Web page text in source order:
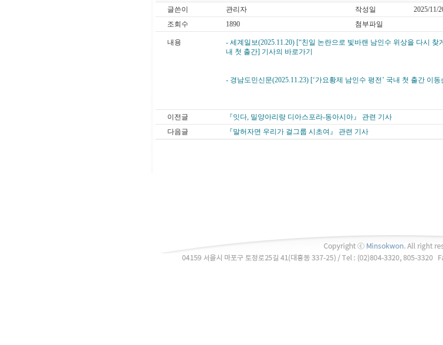
글쓴이
관리자 작성일
2025/11/
조회수
1890 첨부파일
내용
- 세계일보(2025.11.20) [“친일 논란으로 빛바랜 남인수 위상을 다시
내 첫 출간] 기사의 바로가기
- 경남도민신문(2025.11.23) [‘가요황제 남인수 평전’ 국내 첫 출간 이
이전글
『잇다, 밀양아리랑 디아스포라-동아시아』 관련 기사
다음글
『말허자면 우리가 걸그룹 시초여』 관련 기사